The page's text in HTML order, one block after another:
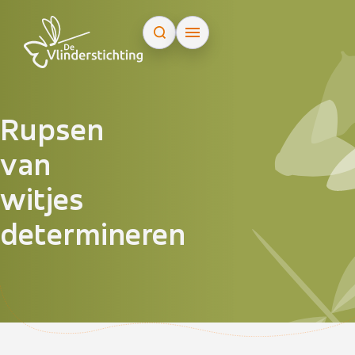
Rupsen
van
witjes
determineren